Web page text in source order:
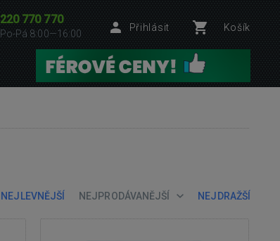
220 770 770
Po-Pá 8:00—16:00
Přihlásit Košík
NEJLEVNĚJŠÍ NEJPRODÁVANĚJŠÍ NEJDRAŽŠÍ